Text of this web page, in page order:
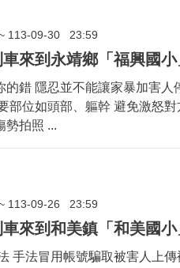
113-09-30 23:59
的錯 隱忍並不能讓家暴加害人
部位如頭部、軀幹 避免激怒
勢拍照 ...
113-09-26 23:59
手法冒用帳號騙取被害人上